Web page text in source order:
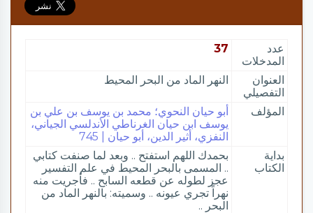
عدد
المدخلات
37
العنوان
التفصيلي
النهر الماد من البحر المحيط
المؤلف
أبو حيان النحوي؛ محمد بن يوسف بن علي بن
يوسف ابن حيان الغرناطي الأندلسي الجياني،
النفزي، أثير الدين، أبو حيان | 745
بداية
الكتاب
بحمدك اللهم استفتح .. وبعد لما صنفت كتابي
.. المسمى بالبحر المحيط في علم التفسير
عجز لطوله عن قطعه السابح .. فأجريت منه
نهراً تجري عيونه .. وسميته: بالنهر الماد من
البحر ..